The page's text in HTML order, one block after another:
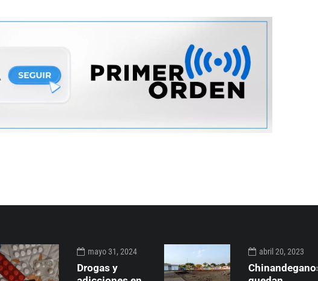
mayo 31, 2024
Drogas y
abril 20, 2023
Chinandeganos